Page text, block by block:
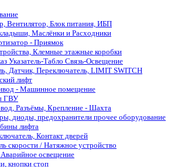
Вентилятор, Блок питания, ИБП
Маслёнки и Расходники
- Приямок
Клемные этажные коробки
Указатель-Табло Связь-Освещение
Датчик, Переключатель, LIMIT SWITCH
лифт
- Машинное помещение
ГВУ
Разъёмы, Крепление - Шахта
диоды, предохранители прочее оборудование
лифта
Контакт дверей
скорости / Натяжное устройство
освещение
кнопки стоп